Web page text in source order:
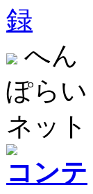
録
へん
ぽらい
ネット
コンテ